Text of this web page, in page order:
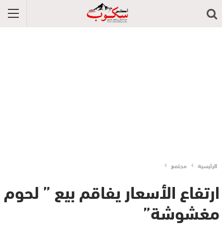
الرئيسية مجتمع
ارتفاع الأسعار يفاقم بيع ” لحوم
مغشوشة”